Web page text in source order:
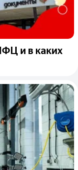
и в каких